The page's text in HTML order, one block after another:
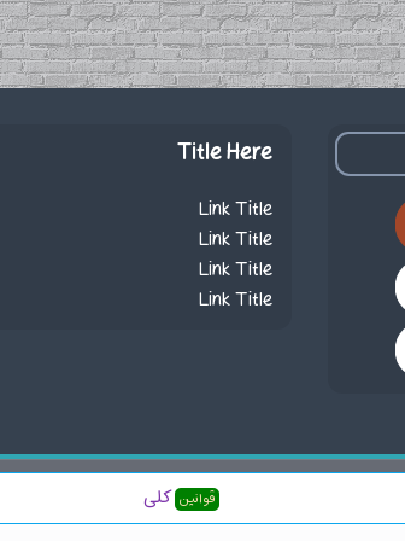
Title Here
Link Title
Link Title
Link Title
Link Title
قوانین کلی